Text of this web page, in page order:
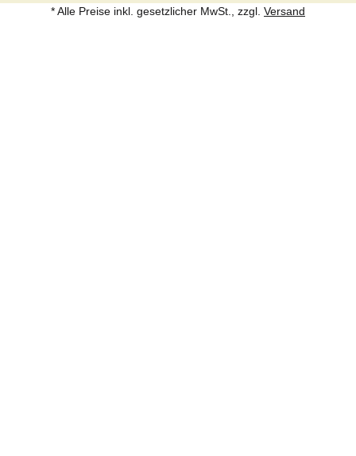
* Alle Preise inkl. gesetzlicher MwSt., zzgl. Versand